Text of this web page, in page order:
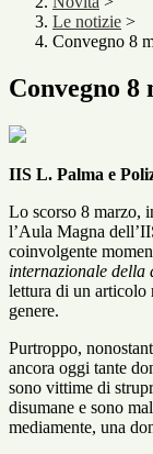
Le notizie >
Convegno 8
Convegno 8
IIS L. Palma e
Lo scorso 8 marzo,
l’Aula Magna
coinvolgente
internazionale della
lettura di un articolo
genere.
Purtroppo,
ancora oggi tante
sono vittime di
disumane e sono
mediamente, una